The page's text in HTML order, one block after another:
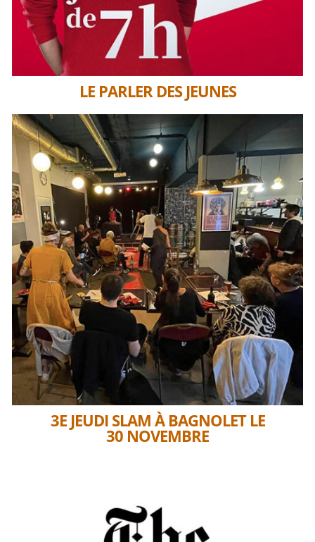
LE PARLER DES JEUNES
3E JEUDI SLAM À BAGNOLET LE
30 NOVEMBRE